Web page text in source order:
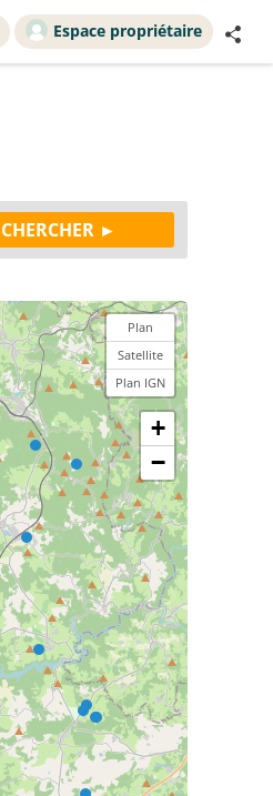
Espace propriétaire
Plan
Satellite
Plan IGN
+
−